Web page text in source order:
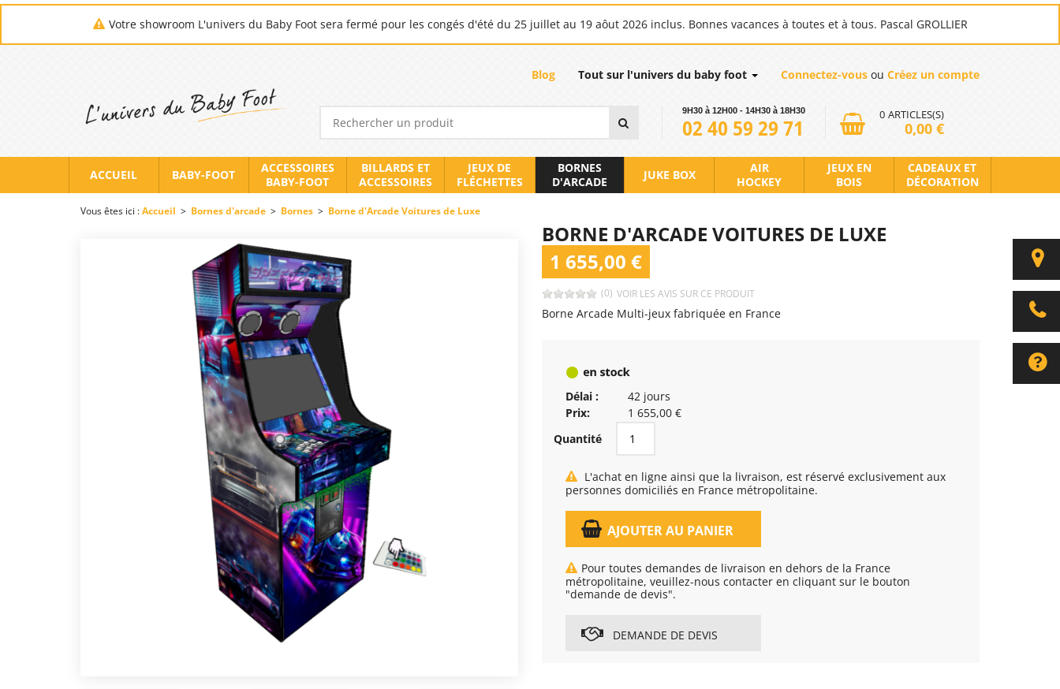
Votre showroom L'univers du Baby Foot sera fermé pour les congés d'été du 25 juillet au 19 aôut 2026 inclus. Bonnes vacances à toutes et à tous. Pascal GROLLIER
Blog Tout sur l'univers du baby foot Connectez-vous ou Créez un compte
9H30 à 12H00 - 14H30 à 18H30
02 40 59 29 71 0 ARTICLES(S)
0,00 €
ACCUEIL BABY-FOOT
ACCESSOIRES
BABY-FOOT
BILLARDS ET
ACCESSOIRES
JEUX DE
FLÉCHETTES
BORNES
D'ARCADE
JUKE BOX
AIR
HOCKEY
JEUX EN
BOIS
CADEAUX ET
DÉCORATION
Vous êtes ici :Accueil > Bornes d'arcade > Bornes > Borne d'Arcade Voitures de Luxe
BORNE D'ARCADE VOITURES DE LUXE
1 655,00 €
(0) VOIR LES AVIS SUR CE PRODUIT
Borne Arcade Multi-jeux fabriquée en France
Délai :
42 jours
Prix:
1 655,00 €
Quantité
personnes domiciliés en France métropolitaine.
AJOUTER AU PANIER
Pour toutes demandes de livraison en dehors de la France
métropolitaine, veuillez-nous contacter en cliquant sur le bouton
"demande de devis".
DEMANDE DE DEVIS